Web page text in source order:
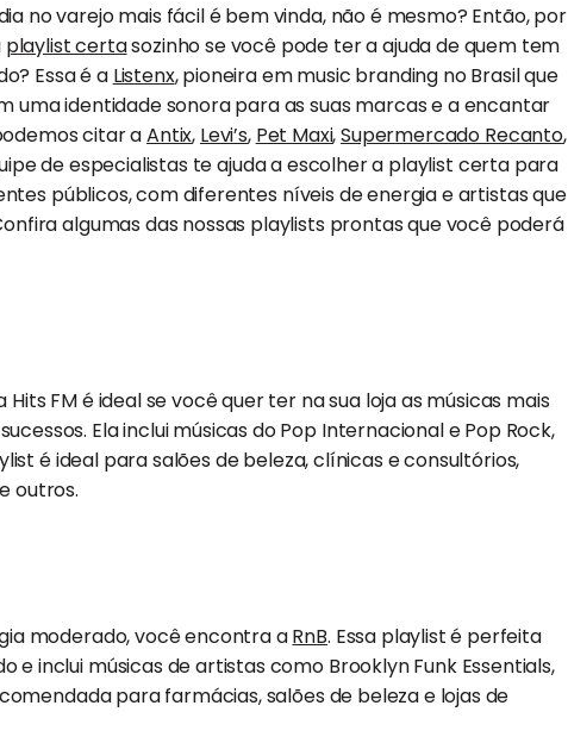
no varejo mais fácil é bem vinda, não é mesmo? Então, por
playlist certasozinho se você pode ter a ajuda de quem tem
Essa é a Listenx, pioneira em music branding no Brasil que
uma identidade sonora para as suas marcas e a encantar
citar aAntix, Levi’s, Pet Maxi,Supermercado Recanto,
de especialistas te ajuda a escolher a playlist certa para
públicos, com diferentes níveis de energia e artistas que
algumas das nossas playlists prontas que você poderá
Hits FM é ideal se você quer ter na sua loja as músicas mais
Ela inclui músicas do Pop Internacional e Pop Rock,
é ideal para salões de beleza, clínicas e consultórios,
outros.
moderado, você encontra aRnB. Essa playlist é perfeita
inclui músicas de artistas como Brooklyn Funk Essentials,
para farmácias, salões de beleza e lojas de